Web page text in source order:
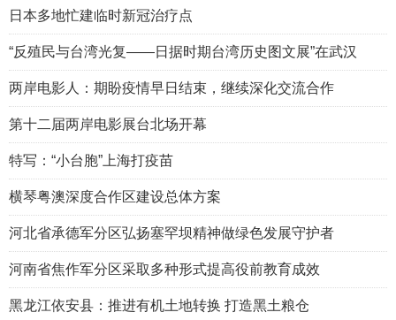
日本多地忙建临时新冠治疗点
“反殖民与台湾光复——日据时期台湾历史图文展”在武汉
两岸电影人：期盼疫情早日结束，继续深化交流合作
第十二届两岸电影展台北场开幕
特写：“小台胞”上海打疫苗
横琴粤澳深度合作区建设总体方案
河北省承德军分区弘扬塞罕坝精神做绿色发展守护者
河南省焦作军分区采取多种形式提高役前教育成效
黑龙江依安县：推进有机土地转换 打造黑土粮仓